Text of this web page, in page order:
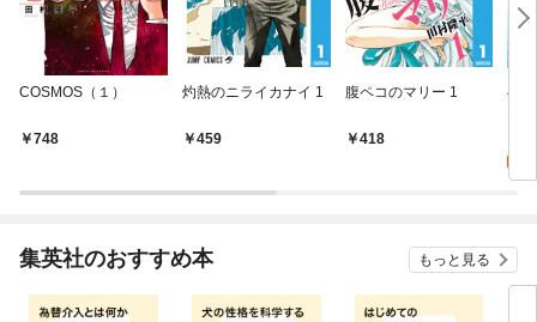
COSMOS（１）
748
灼熱のニライカナイ 1
459
腹ペコのマリー 1
418
べ
集英社のおすすめ本 もっと見る